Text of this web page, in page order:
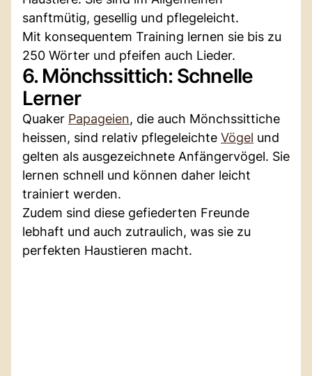
sanftmütig, gesellig und pflegeleicht.
Mit konsequentem Training lernen sie bis zu
250 Wörter und pfeifen auch Lieder.
6. Mönchssittich: Schnelle
Lerner
Quaker Papageien, die auch Mönchssittiche
heissen, sind relativ pflegeleichte Vögel und
gelten als ausgezeichnete Anfängervögel. Sie
lernen schnell und können daher leicht
trainiert werden.
Zudem sind diese gefiederten Freunde
lebhaft und auch zutraulich, was sie zu
perfekten Haustieren macht.